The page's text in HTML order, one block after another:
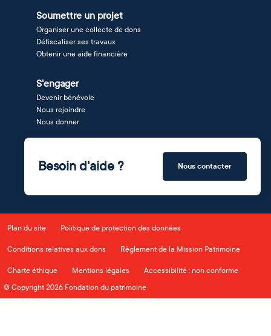
Soumettre un projet
Organiser une collecte de dons
Défiscaliser ses travaux
Obtenir une aide financière
S'engager
Devenir bénévole
Nous rejoindre
Nous donner
Besoin d'aide ? Nous contacter
Plan du site Politique de protection des données
Conditions relatives aux dons Règlement de la Mission Patrimoine
Charte éthique Mentions légales
Accessibilité : non conforme
© Copyright 2026 Fondation du patrimoine